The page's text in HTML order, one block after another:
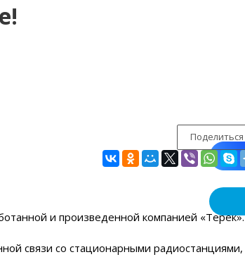
Поделиться
и произведенной компанией «Терек».
связи со стационарными радиостанциями,